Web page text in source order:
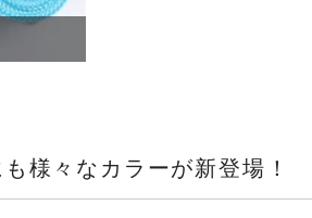
様々なカラーが新登場！